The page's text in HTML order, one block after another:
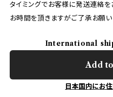
タイミングでお客様に発送連絡を
お時間を頂きますがご了承お願い
International
Add
日本国内にお